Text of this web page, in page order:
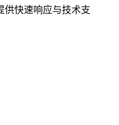
供快速响应与技术支